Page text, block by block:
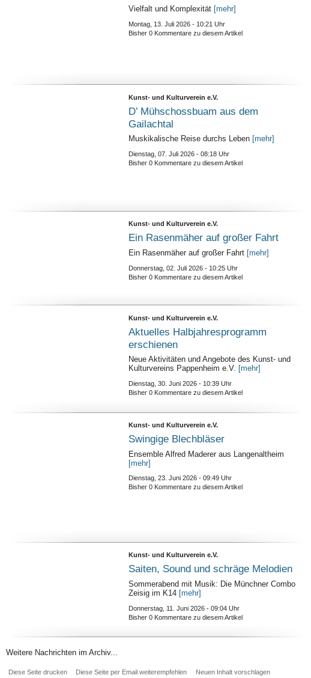
Vielfalt und Komplexität [mehr]
Montag, 13. Juli 2026 - 10:21 Uhr
Bisher 0 Kommentare zu diesem Artikel
Kunst- und Kulturverein e.V.
D’ Mühschossbuam aus dem
Gailachtal
Muskikalische Reise durchs Leben [mehr]
Dienstag, 07. Juli 2026 - 08:18 Uhr
Bisher 0 Kommentare zu diesem Artikel
Kunst- und Kulturverein e.V.
Ein Rasenmäher auf großer Fahrt
Ein Rasenmäher auf großer Fahrt [mehr]
Donnerstag, 02. Juli 2026 - 10:25 Uhr
Bisher 0 Kommentare zu diesem Artikel
Kunst- und Kulturverein e.V.
Aktuelles Halbjahresprogramm
erschienen
Neue Aktivitäten und Angebote des Kunst- und
Kulturvereins Pappenheim e.V. [mehr]
Dienstag, 30. Juni 2026 - 10:39 Uhr
Bisher 0 Kommentare zu diesem Artikel
Kunst- und Kulturverein e.V.
Swingige Blechbläser
Ensemble Alfred Maderer aus Langenaltheim
[mehr]
Dienstag, 23. Juni 2026 - 09:49 Uhr
Bisher 0 Kommentare zu diesem Artikel
Kunst- und Kulturverein e.V.
Saiten, Sound und schräge Melodien
Sommerabend mit Musik: Die Münchner Combo
Zeisig im K14 [mehr]
Donnerstag, 11. Juni 2026 - 09:04 Uhr
Bisher 0 Kommentare zu diesem Artikel
Weitere Nachrichten im Archiv...
Diese Seite drucken Diese Seite per Email weiterempfehlen Neuen Inhalt vorschlagen